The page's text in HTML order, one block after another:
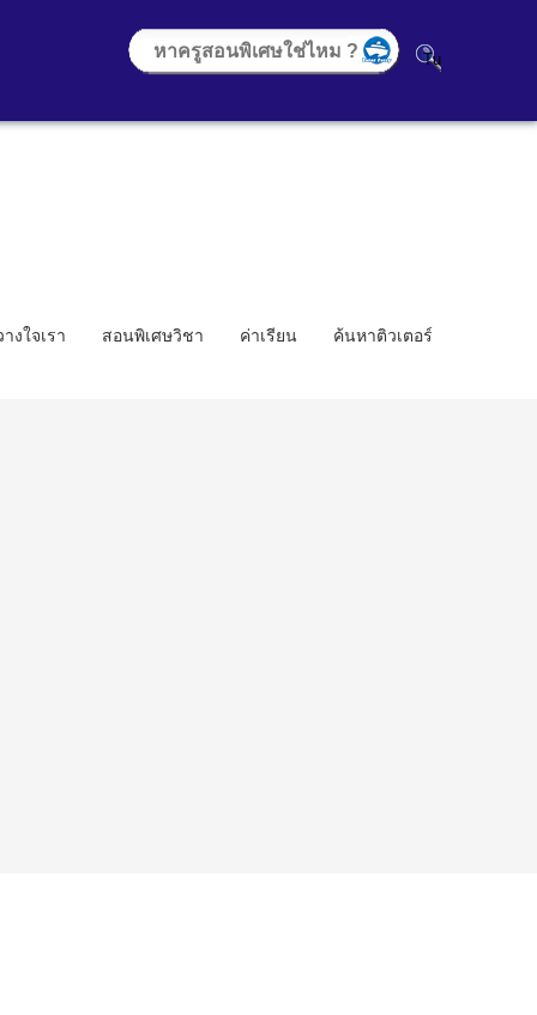
งใจเรา สอนพิเศษวิชา ค่าเรียน ค้นหาติวเตอร์